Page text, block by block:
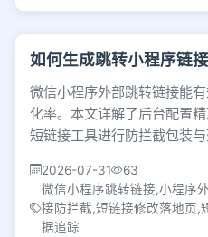
如何生成跳转小程序链接
微信小程序外部跳转链接能
化率。本文详解了后台配置
短链接工具进行防拦截包装
2026-07-31
63
微信小程序跳转链接,小程序
接防拦截,短链接修改落地页,
据追踪